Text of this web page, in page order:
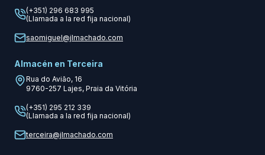
(+351) 296 683 995
(Llamada a la red fija nacional)
saomiguel@jlmachado.com
Almacén en Terceira
Rua do Avião, 16
9760-257 Lajes, Praia da Vitória
(+351) 295 212 339
(Llamada a la red fija nacional)
terceira@jlmachado.com